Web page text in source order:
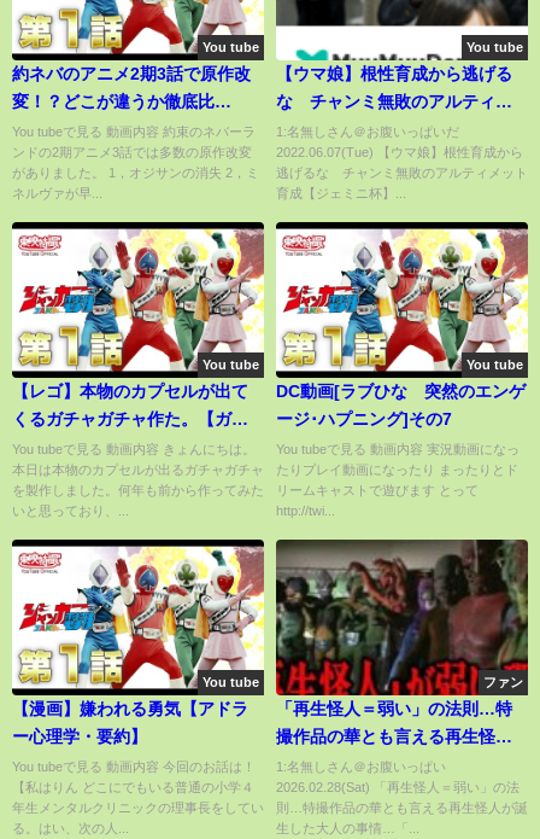
You tube
約ネバのアニメ2期3話で原作改
変！？どこが違うか徹底比
較！！【約束のネバーランド考
察＆解説】
You tubeで見る 動画内容 約束のネバーラ
ンドの2期アニメ3話では多数の原作改変
がありました。 1，オジサンの消失 2，ミ
ネルヴァが早...
You tube
【ウマ娘】根性育成から逃げる
な チャンミ無敗のアルティメ
ット育成【ジェミニ杯】
1:名無しさん＠お腹いっぱいだ
2022.06.07(Tue) 【ウマ娘】根性育成から
逃げるな チャンミ無敗のアルティメット
育成【ジェミニ杯】...
You tube
【レゴ】本物のカプセルが出て
くるガチャガチャ作た。【ガチ
ャガチャ】
You tubeで見る 動画内容 きょんにちは。
本日は本物のカプセルが出るガチャガチャ
を製作しました。何年も前から作ってみた
いと思っており、...
You tube
DC動画[ラブひな 突然のエンゲ
ージ･ハプニング]その7
You tubeで見る 動画内容 実況動画になっ
たりプレイ動画になったり まったりとド
リームキャストで遊びます とって
http://twi...
You tube
【漫画】嫌われる勇気【アドラ
ー心理学・要約】
You tubeで見る 動画内容 今回のお話は！
【私はりん どこにでもいる普通の小学４
年生メンタルクリニックの理事長をしてい
る。はい、次の人...
ファン
「再生怪人＝弱い」の法則…特
撮作品の華とも言える再生怪人
が誕生した大人の事情…「仮面
ライダー」シリーズでの扱い
や、再生後に急激に知性が無く
1:名無しさん＠お腹いっぱい
2026.02.28(Sat) 「再生怪人＝弱い」の法
則…特撮作品の華とも言える再生怪人が誕
生した大人の事情…「...